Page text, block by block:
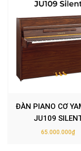
ĐÀN PIANO CƠ
JU109
65.000.000₫